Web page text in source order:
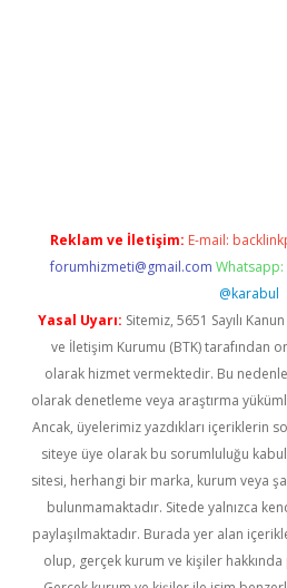
Reklam ve İletişim: E-mail:
forumhizmeti@gmail.com Whatsapp:
@karabul
Yasal Uyarı: Sitemiz, 5651 Sayılı
ve İletişim Kurumu (BTK) tarafından
olarak hizmet vermektedir. Bu
olarak denetleme veya araştırma
Ancak, üyelerimiz yazdıkları içeriklerin
siteye üye olarak bu sorumluluğu
sitesi, herhangi bir marka, kurum veya
bulunmamaktadır. Sitede yalnızca
paylaşılmaktadır. Burada yer alan
olup, gerçek kurum ve kişiler hakkında